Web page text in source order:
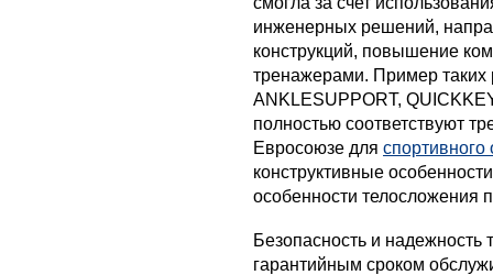
инженерных решений,
конструкций, повышение
тренажерами. Пример таких
ANKLESUPPORT,
полностью соответствуют
Евросоюзе для спортивного
конструктивные
особенности телосложения
Безопасность и
гарантийным сроком